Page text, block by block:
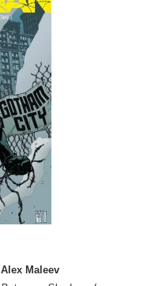
Alex Maleev